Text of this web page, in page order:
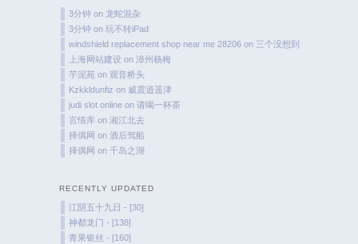
3分钟 on 龙蛇混杂
3分钟 on玩不转iPad
windshield replacement shop near me 28206 on 三个没想到
上海网站建设 on漳州杨梅
芋泥苑 on 观音桥头
Kzkkldunfiz on 威震逍遥津
judi slot online on请喝一杯茶
言情库 on湘江北去
择偶网 on酒后驾船
择偶网 on千岛之湖
RECENTLY UPDATED
江阴五十九日 - [30]
神都龙门 - [138]
青果银丝 - [160]